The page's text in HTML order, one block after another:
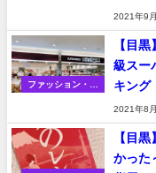
2021年9
ファッション・家
【目
級スー
キング
2021年8
【目
かった